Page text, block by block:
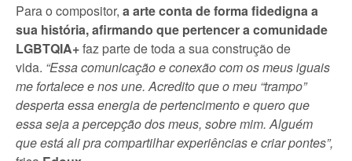
Para o compositor, a arte conta de forma fidedigna a
sua história, afirmando que pertencer a comunidade
LGBTQIA+faz parte de toda a sua construção de
vida. “Essa comunicação e conexão com os meus iguais
me fortalece e nos une. Acredito que o meu “trampo”
desperta essa energia de pertencimento e quero que
essa seja a percepção dos meus, sobre mim. Alguém
que está ali pra compartilhar experiências e criar pontes”,